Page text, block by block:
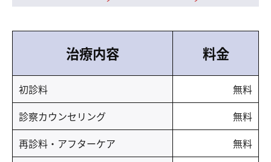
治療内容 料金
初診料
無料
診察カウンセリング
無料
再診料・アフターケア
無料